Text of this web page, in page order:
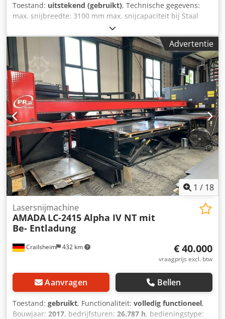
Toestand: uitstekend (gebruikt), Technische gegevens:
max. snijbreedte: 3100 mm max. snijcapaciteit bij Staal
ST45: 0,4 - 10 mm Dcsdpfsyxvgqsx Aikok motorisch
verstelbare parallelgeleider: 1000 mm NC-besturing:
OPERATOR Slag: 160 mm Motorgevermogen: 15 kW CE-
markering Afmetingen (L x B x H): ca. 3900 x 2200 x 2250
mm Gewicht: ca. 9 ton De verkoper is niet aansprakelijk
voor typefouten of gegevensoverdrachtfouten. De machine
verkeert qua uiterlijk, techniek en slijtage in een staat
passend bij de leeftijd; gebruikte machines worden
verkocht zonder enige garantie.
Advertentie
1 / 18
Crailsheim 432 km
Lasersnijmachine
AMADA LC-2415 Alpha IV NT mit
Be- Entladung
€ 40.000
vraagprijs excl. btw
Aanvragen Bellen
Toestand: gebruikt, Functionaliteit: volledig functioneel,
Bouwjaar: 2017, bedrijfsturen: 26.787 h, bedieningstype: